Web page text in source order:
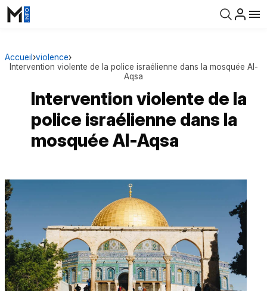
Accueil ›violence›
Intervention violente de la police israélienne dans la mosquée Al-
Aqsa
Intervention violente de la
police israélienne dans la
mosquée Al-Aqsa